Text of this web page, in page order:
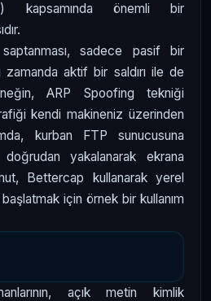
kapsamında önemli bir
sadece pasif bir
aktif bir saldırı ile de
ARP Spoofing tekniği
kendi makineniz üzerinden
kurban FTP sunucusuna
doğrudan yakalanarak ekrana
Bettercap kullanarak yerel
için örnek bir kullanım
açık metin kimlik